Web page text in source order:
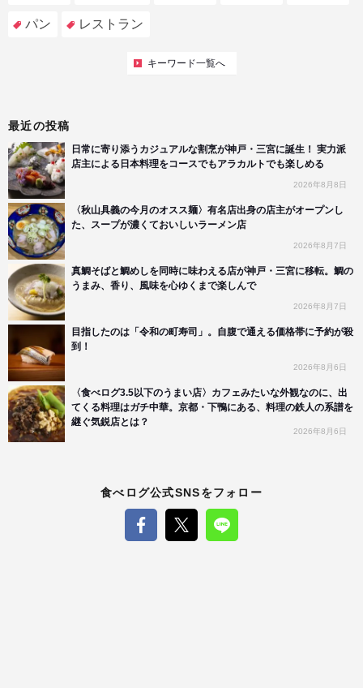
パン レストラン
キーワード一覧へ
最近の投稿
日常に寄り添うカジュアルな割烹が神戸・三宮に誕生！ 実力派
店主による日本料理をコースでもアラカルトでも楽しめる
2026年8月8日
〈秋山具義の今月のオスス麺〉有名店出身の店主がオープンし
た、スープが濃くておいしいラーメン店
2026年8月7日
真鯛そばと鯛めしを同時に味わえる店が神戸・三宮に移転。鯛の
うまみ、香り、風味を心ゆくまで楽しんで
2026年8月7日
目指したのは「令和の町寿司」。自腹で通える価格帯に予約が殺
到！
2026年8月6日
〈食べログ3.5以下のうまい店〉カフェみたいな外観なのに、出
てくる料理はガチ中華。京都・下鴨にある、料理の鉄人の系譜を
継ぐ気鋭店とは？
2026年8月6日
食べログ公式SNSをフォロー